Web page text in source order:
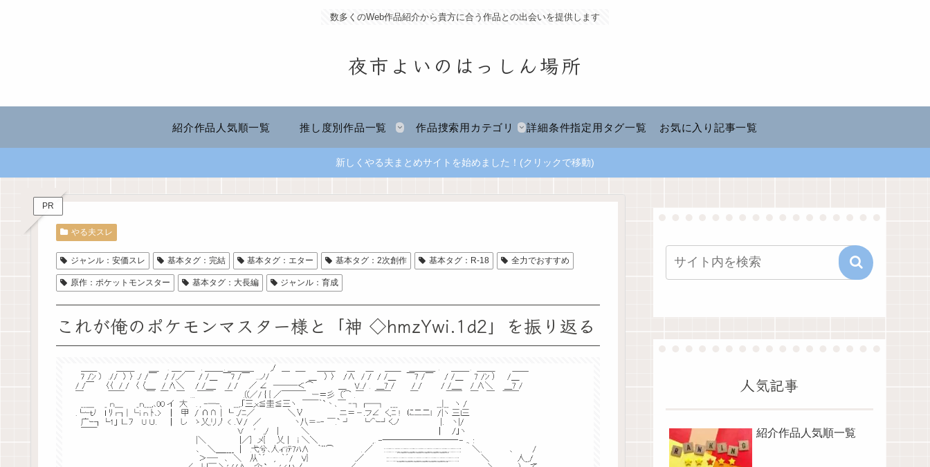
数多くのWeb作品紹介から貴方に合う作品との出会いを提供します
夜市よいのはっしん場所
紹介作品人気順一覧 推し度別作品一覧 作品捜索用カテゴリ 詳細条件指定用タグ一覧 お気に入り記事一覧
新しくやる夫まとめサイトを始めました！(クリックで移動)
PR
やる夫スレ
ジャンル：安価スレ 基本タグ：完結 基本タグ：エター 基本タグ：2次創作 基本タグ：R-18 全力でおすすめ
原作：ポケットモンスター 基本タグ：大長編 ジャンル：育成
これが俺のポケモンマスター様と「神 ◇hmzYwi.1d2」を振り返る
人気記事
紹介作品人気順一覧